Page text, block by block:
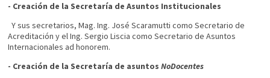
- Creación de la Secretaría de Asuntos Institucionales
Y sus secretarios, Mag. Ing. José Scaramutti como Secretario de
Acreditación y el Ing. Sergio Liscia como Secretario de Asuntos
Internacionales ad honorem.
- Creación de la Secretaría de asuntosNoDocentes